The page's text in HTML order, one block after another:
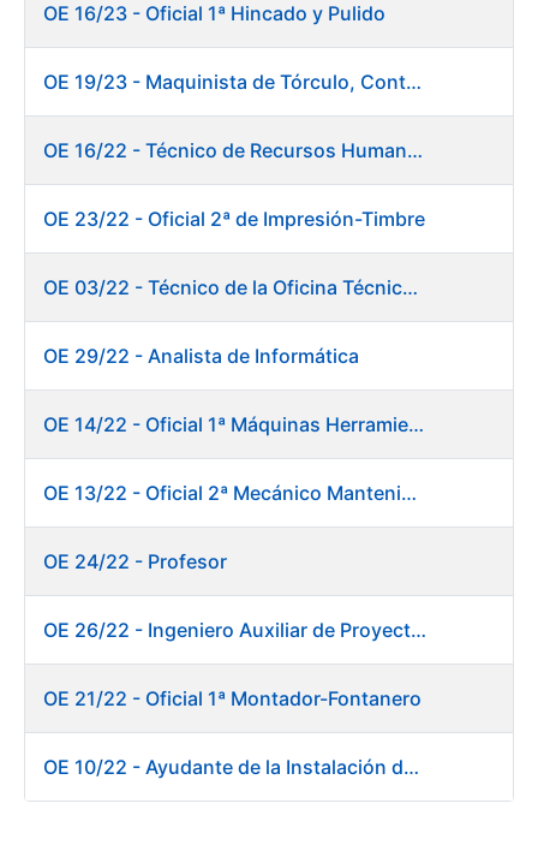
OE 16/23 - Oficial 1ª Hincado y Pulido
OE 19/23 - Maquinista de Tórculo, Contado, Empaquetado e Inutilización de Moneda
OE 16/22 - Técnico de Recursos Humanos
OE 23/22 - Oficial 2ª de Impresión-Timbre
OE 03/22 - Técnico de la Oficina Técnica de Producto (Fábrica de Papel)
OE 29/22 - Analista de Informática
OE 14/22 - Oficial 1ª Máquinas Herramientas y Control Numérico
OE 13/22 - Oficial 2ª Mecánico Mantenimiento Central
OE 24/22 - Profesor
OE 26/22 - Ingeniero Auxiliar de Proyectos
OE 21/22 - Oficial 1ª Montador-Fontanero
OE 10/22 - Ayudante de la Instalación de Preparación de Pastas